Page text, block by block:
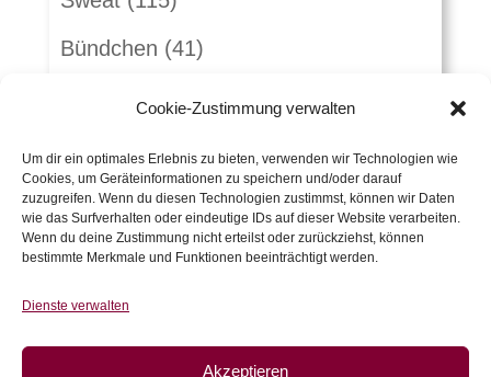
Cookie-Zustimmung verwalten
Um dir ein optimales Erlebnis zu bieten, verwenden wir Technologien wie
Cookies, um Geräteinformationen zu speichern und/oder darauf
zuzugreifen. Wenn du diesen Technologien zustimmst, können wir Daten
wie das Surfverhalten oder eindeutige IDs auf dieser Website verarbeiten.
Wenn du deine Zustimmung nicht erteilst oder zurückziehst, können
bestimmte Merkmale und Funktionen beeinträchtigt werden.
Dienste verwalten
Akzeptieren
Bündchen (41)
Webware
(263)
Schnürlsamt (5)
Herbst-Winterstoffe (21)